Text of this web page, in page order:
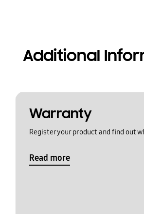
Additional
Warranty
Register your product and find out
Read more